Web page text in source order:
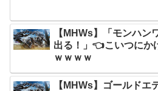
【MHWs】「モンハ
出る！」👈こいつにか
ｗｗｗｗ
【MHWs】ゴールドエ